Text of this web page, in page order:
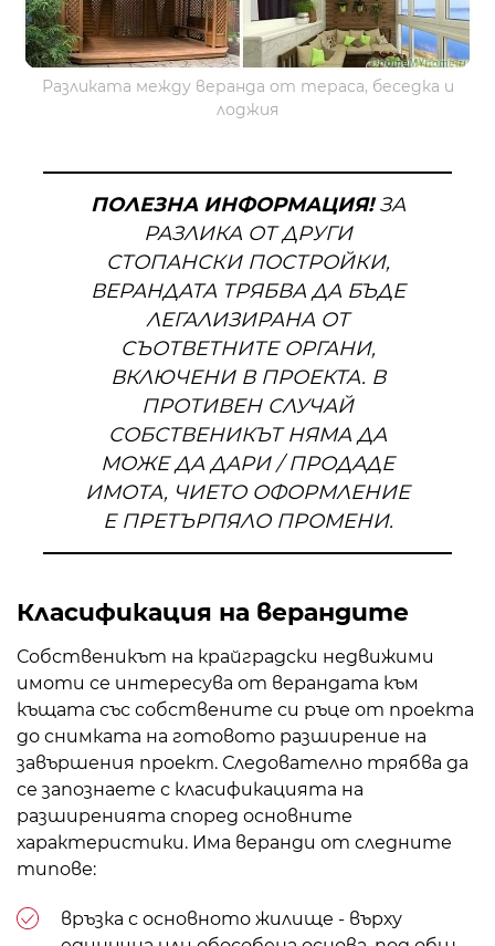
Разликата между веранда от тераса, беседка и
лоджия
ПОЛЕЗНА ИНФОРМАЦИЯ!ЗА
РАЗЛИКА ОТ ДРУГИ
СТОПАНСКИ ПОСТРОЙКИ,
ВЕРАНДАТА ТРЯБВА ДА БЪДЕ
ЛЕГАЛИЗИРАНА ОТ
СЪОТВЕТНИТЕ ОРГАНИ,
ВКЛЮЧЕНИ В ПРОЕКТА. В
ПРОТИВЕН СЛУЧАЙ
СОБСТВЕНИКЪТ НЯМА ДА
МОЖЕ ДА ДАРИ / ПРОДАДЕ
ИМОТА, ЧИЕТО ОФОРМЛЕНИЕ
Е ПРЕТЪРПЯЛО ПРОМЕНИ.
Класификация на верандите
Собственикът на крайградски недвижими
имоти се интересува от верандата към
къщата със собствените си ръце от проекта
до снимката на готовото разширение на
завършения проект. Следователно трябва да
се запознаете с класификацията на
разширенията според основните
характеристики. Има веранди от следните
типове:
връзка с основното жилище - върху